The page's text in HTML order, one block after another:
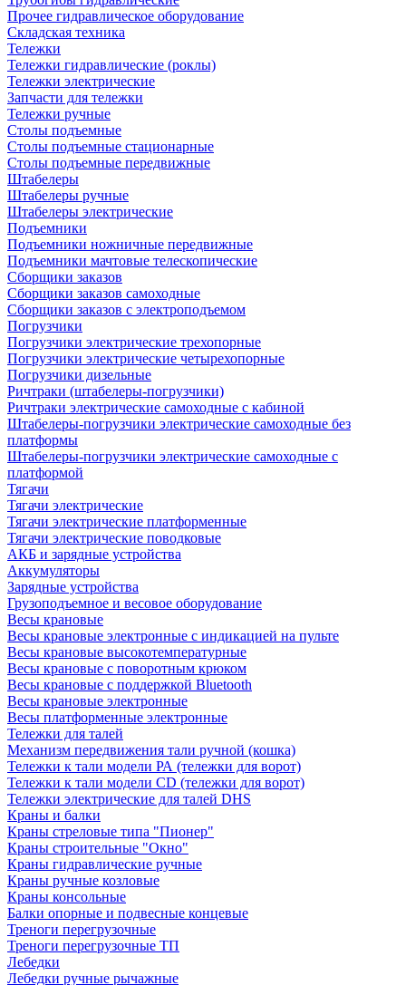
Прочее гидравлическое оборудование
Складская техника
Тележки
Тележки гидравлические (роклы)
Тележки электрические
Запчасти для тележки
Тележки ручные
Столы подъемные
Столы подъемные стационарные
Столы подъемные передвижные
Штабелеры
Штабелеры ручные
Штабелеры электрические
Подъемники
Подъемники ножничные передвижные
Подъемники мачтовые телескопические
Сборщики заказов
Сборщики заказов самоходные
Сборщики заказов с электроподъемом
Погрузчики
Погрузчики электрические трехопорные
Погрузчики электрические четырехопорные
Погрузчики дизельные
Ричтраки (штабелеры-погрузчики)
Ричтраки электрические самоходные с кабиной
Штабелеры-погрузчики электрические самоходные без
платформы
Штабелеры-погрузчики электрические самоходные с
платформой
Тягачи
Тягачи электрические
Тягачи электрические платформенные
Тягачи электрические поводковые
АКБ и зарядные устройства
Аккумуляторы
Зарядные устройства
Грузоподъемное и весовое оборудование
Весы крановые
Весы крановые электронные с индикацией на пульте
Весы крановые высокотемпературные
Весы крановые с поворотным крюком
Весы крановые с поддержкой Bluetooth
Весы крановые электронные
Весы платформенные электронные
Тележки для талей
Механизм передвижения тали ручной (кошка)
Тележки к тали модели РА (тележки для ворот)
Тележки к тали модели CD (тележки для ворот)
Тележки электрические для талей DHS
Краны и балки
Краны стреловые типа "Пионер"
Краны строительные "Окно"
Краны гидравлические ручные
Краны ручные козловые
Краны консольные
Балки опорные и подвесные концевые
Треноги перегрузочные
Треноги перегрузочные ТП
Лебедки
Лебедки ручные рычажные